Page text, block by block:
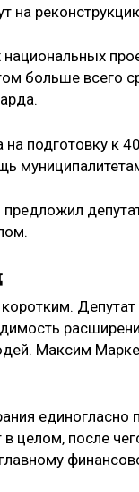
на
больше всего
подготовку к
Максим
единогласно
целом, после